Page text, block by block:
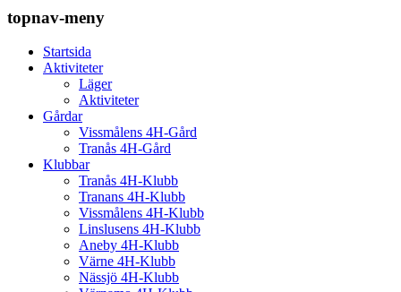
topnav-meny
Startsida
Aktiviteter
Läger
Aktiviteter
Gårdar
Vissmålens 4H-Gård
Tranås 4H-Gård
Klubbar
Tranås 4H-Klubb
Tranans 4H-Klubb
Vissmålens 4H-Klubb
Linslusens 4H-Klubb
Aneby 4H-Klubb
Värne 4H-Klubb
Nässjö 4H-Klubb